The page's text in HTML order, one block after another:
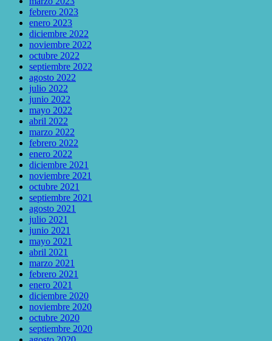
febrero 2023
enero 2023
diciembre 2022
noviembre 2022
octubre 2022
septiembre 2022
agosto 2022
julio 2022
junio 2022
mayo 2022
abril 2022
marzo 2022
febrero 2022
enero 2022
diciembre 2021
noviembre 2021
octubre 2021
septiembre 2021
agosto 2021
julio 2021
junio 2021
mayo 2021
abril 2021
marzo 2021
febrero 2021
enero 2021
diciembre 2020
noviembre 2020
octubre 2020
septiembre 2020